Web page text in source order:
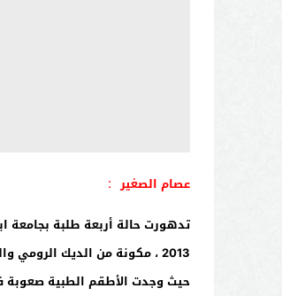
عصام الصغير:
2013 ، مكونة من الديك
حيث وجدت الأطقم الطبية صعوبة